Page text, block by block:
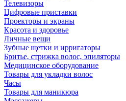
Телевизоры
Цифровые приставки
Проекторы и экраны
Красота и здоровье
Личные вещи
Зубные щетки и ирригаторы
Бритье, стрижка волос, эпиляторы
Медицинское оборудование
Товары для укладки волос
Часы
Товары для маникюра